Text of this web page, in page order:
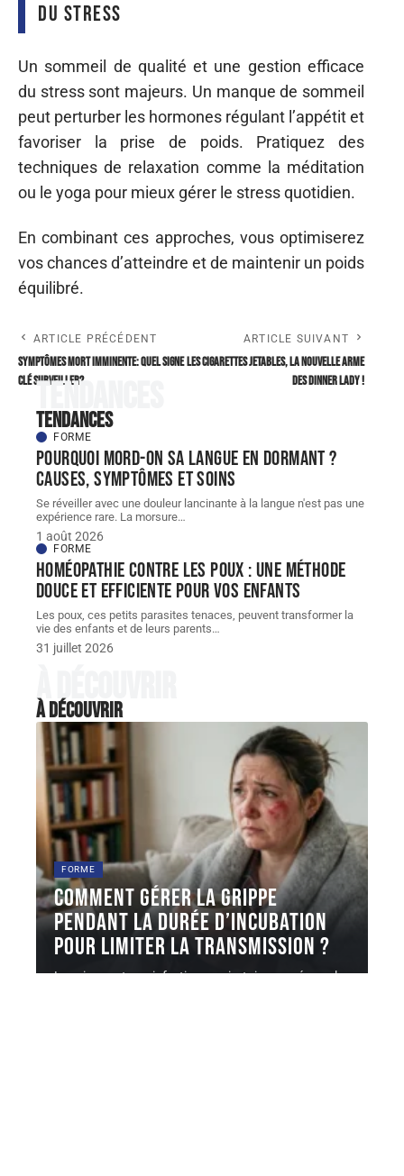
du stress
Un sommeil de qualité et une gestion efficace
du stress sont majeurs. Un manque de sommeil
peut perturber les hormones régulant l’appétit et
favoriser la prise de poids. Pratiquez des
techniques de relaxation comme la méditation
ou le yoga pour mieux gérer le stress quotidien.
En combinant ces approches, vous optimiserez
vos chances d’atteindre et de maintenir un poids
équilibré.
ARTICLE PRÉCÉDENT
Symptômes mort imminente: quel signe
clé surveiller?
ARTICLE SUIVANT
Les cigarettes jetables, la nouvelle arme
des dinner lady !
Tendances
Tendances
FORME
Pourquoi mord-on sa langue en dormant ?
Causes, symptômes et soins
Se réveiller avec une douleur lancinante à la langue n'est pas une
expérience rare. La morsure…
1 août 2026
FORME
Homéopathie contre les poux : une méthode
douce et efficiente pour vos enfants
Les poux, ces petits parasites tenaces, peuvent transformer la
vie des enfants et de leurs parents…
31 juillet 2026
À découvrir
À découvrir
FORME
Comment gérer la grippe
pendant la durée d’incubation
pour limiter la transmission ?
La grippe est une infection respiratoire causée par les